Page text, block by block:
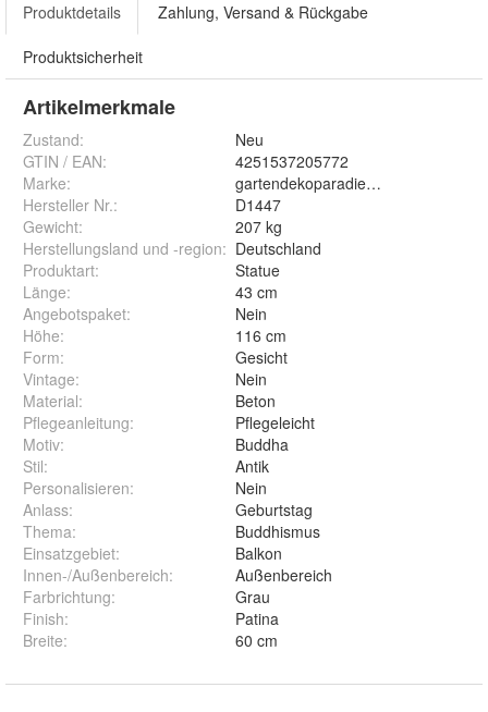
Produktdetails Zahlung, Versand & Rückgabe
Produktsicherheit
Artikelmerkmale
Zustand:
Neu
GTIN / EAN:
4251537205772
Marke:
gartendekoparadies.de
Hersteller Nr.:
D1447
Gewicht:
207 kg
Herstellungsland und -region: Deutschland
Produktart:
Statue
Länge:
43 cm
Angebotspaket:
Nein
Höhe:
116 cm
Form:
Gesicht
Vintage:
Nein
Material:
Beton
Pflegeanleitung:
Pflegeleicht
Motiv:
Buddha
Stil:
Antik
Personalisieren:
Nein
Anlass:
Geburtstag
Thema:
Buddhismus
Einsatzgebiet:
Balkon
Innen-/Außenbereich:
Außenbereich
Farbrichtung:
Grau
Finish:
Patina
Breite: 60 cm